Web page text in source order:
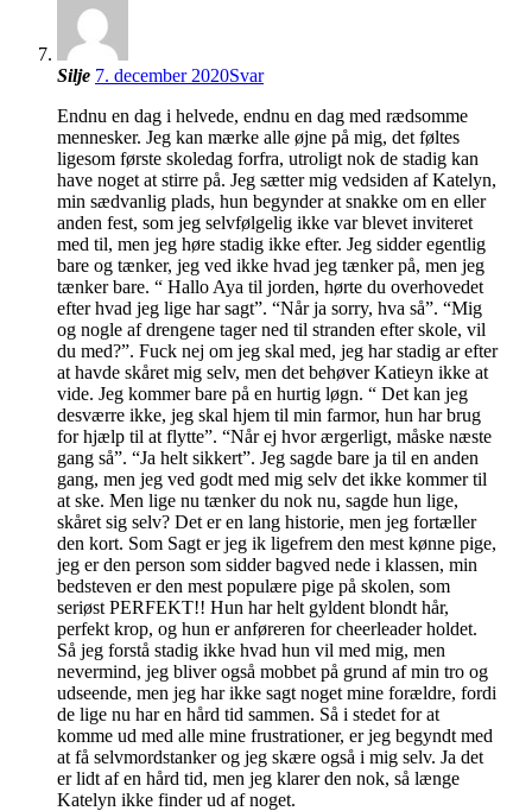
Silje 7. december 2020Svar
Endnu en dag i helvede, endnu en dag med rædsomme
mennesker. Jeg kan mærke alle øjne på mig, det føltes
ligesom første skoledag forfra, utroligt nok de stadig kan
have noget at stirre på. Jeg sætter mig vedsiden af Katelyn,
min sædvanlig plads, hun begynder at snakke om en eller
anden fest, som jeg selvfølgelig ikke var blevet inviteret
med til, men jeg høre stadig ikke efter. Jeg sidder egentlig
bare og tænker, jeg ved ikke hvad jeg tænker på, men jeg
tænker bare. “ Hallo Aya til jorden, hørte du overhovedet
efter hvad jeg lige har sagt”. “Når ja sorry, hva så”. “Mig
og nogle af drengene tager ned til stranden efter skole, vil
du med?”. Fuck nej om jeg skal med, jeg har stadig ar efter
at havde skåret mig selv, men det behøver Katieyn ikke at
vide. Jeg kommer bare på en hurtig løgn. “ Det kan jeg
desværre ikke, jeg skal hjem til min farmor, hun har brug
for hjælp til at flytte”. “Når ej hvor ærgerligt, måske næste
gang så”. “Ja helt sikkert”. Jeg sagde bare ja til en anden
gang, men jeg ved godt med mig selv det ikke kommer til
at ske. Men lige nu tænker du nok nu, sagde hun lige,
skåret sig selv? Det er en lang historie, men jeg fortæller
den kort. Som Sagt er jeg ik ligefrem den mest kønne pige,
jeg er den person som sidder bagved nede i klassen, min
bedsteven er den mest populære pige på skolen, som
seriøst PERFEKT!! Hun har helt gyldent blondt hår,
perfekt krop, og hun er anføreren for cheerleader holdet.
Så jeg forstå stadig ikke hvad hun vil med mig, men
nevermind, jeg bliver også mobbet på grund af min tro og
udseende, men jeg har ikke sagt noget mine forældre, fordi
de lige nu har en hård tid sammen. Så i stedet for at
komme ud med alle mine frustrationer, er jeg begyndt med
at få selvmordstanker og jeg skære også i mig selv. Ja det
er lidt af en hård tid, men jeg klarer den nok, så længe
Katelyn ikke finder ud af noget.